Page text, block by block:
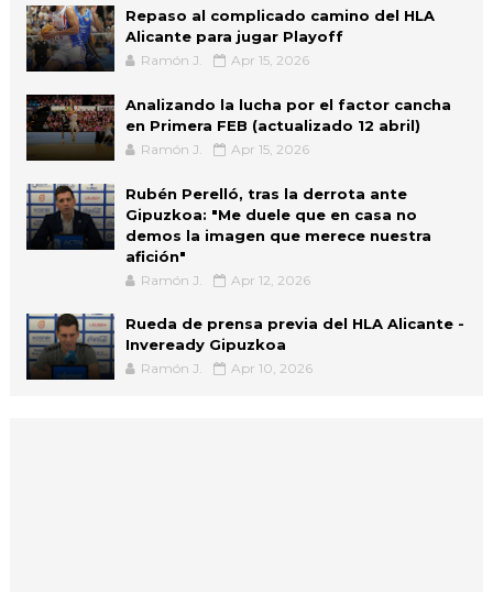
Repaso al complicado camino del HLA
Alicante para jugar Playoff
Ramón J. Apr 15, 2026
Analizando la lucha por el factor cancha
en Primera FEB (actualizado 12 abril)
Ramón J. Apr 15, 2026
Rubén Perelló, tras la derrota ante
Gipuzkoa: "Me duele que en casa no
demos la imagen que merece nuestra
afición"
Ramón J. Apr 12, 2026
Rueda de prensa previa del HLA Alicante -
Inveready Gipuzkoa
Ramón J. Apr 10, 2026